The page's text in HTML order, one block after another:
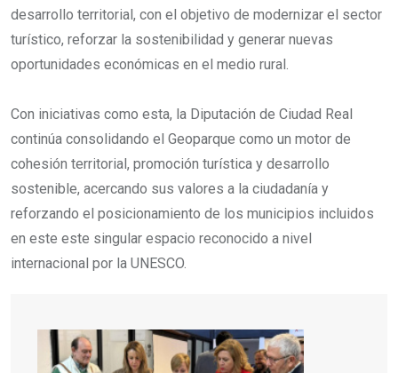
desarrollo territorial, con el objetivo de modernizar el sector
turístico, reforzar la sostenibilidad y generar nuevas
oportunidades económicas en el medio rural.
Con iniciativas como esta, la Diputación de Ciudad Real
continúa consolidando el Geoparque como un motor de
cohesión territorial, promoción turística y desarrollo
sostenible, acercando sus valores a la ciudadanía y
reforzando el posicionamiento de los municipios incluidos
en este este singular espacio reconocido a nivel
internacional por la UNESCO.